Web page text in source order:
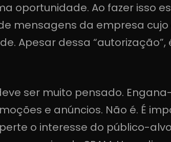
oportunidade. Ao fazer isso
mensagens da empresa
Apesar dessa
ser muito pensado.
e anúncios. Não é. É
o interesse do público-